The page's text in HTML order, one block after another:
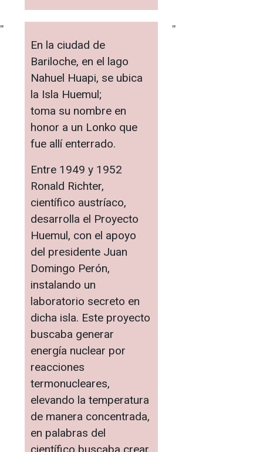
"
En la ciudad de
Bariloche, en el lago
Nahuel Huapi, se ubica
la Isla Huemul;
toma su nombre en
honor a un Lonko que
fue allí enterrado.
Entre 1949 y 1952
Ronald Richter,
científico austríaco,
desarrolla el Proyecto
Huemul, con el apoyo
del presidente Juan
Domingo Perón,
instalando un
laboratorio secreto en
dicha isla. Este proyecto
buscaba generar
energía nuclear por
reacciones
termonucleares,
elevando la temperatura
de manera concentrada,
en palabras del
científico buscaba crear
"